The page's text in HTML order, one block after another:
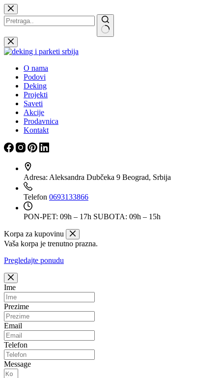
Skip
to
content
Nema
rezultata
O nama
Podovi
Deking
Projekti
Saveti
Akcije
Prodavnica
Kontakt
Adresa: Aleksandra Dubčeka 9 Beograd, Srbija
Telefon 0693133866
PON-PET: 09h – 17h SUBOTA: 09h – 15h
Korpa za kupovinu
Vaša korpa je trenutno prazna.
Pregledajte ponudu
Ime
Prezime
Email
Telefon
Message